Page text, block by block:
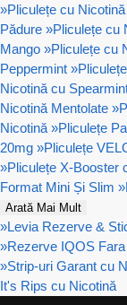
»Pliculețe cu
Pădure »Pliculețe cu
Mango »Pliculețe cu
Peppermint »
Nicotină cu
Nicotină Mentolate »
Nicotină »Pliculețe
20mg »Pliculețe
»Pliculețe X-Booster
Format Mini Și Slim »
Arată Mai Mult
»Levia Rezerve &
»Rezerve IQOS Fara
»Strip-uri Garant cu
It's Rips cu Nicotină